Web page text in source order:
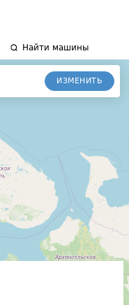
Найти машины
ИЗМЕНИТЬ